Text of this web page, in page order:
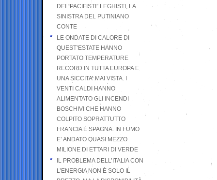
DEI “PACIFISTI” LEGHISTI, LA
SINISTRA DEL PUTINIANO
CONTE
LE ONDATE DI CALORE DI
QUEST’ESTATE HANNO
PORTATO TEMPERATURE
RECORD IN TUTTA EUROPA E
UNA SICCITA’ MAI VISTA. I
VENTI CALDI HANNO
ALIMENTATO GLI INCENDI
BOSCHIVI CHE HANNO
COLPITO SOPRATTUTTO
FRANCIA E SPAGNA: IN FUMO
E’ ANDATO QUASI MEZZO
MILIONE DI ETTARI DI VERDE
IL PROBLEMA DELL’ITALIA CON
L’ENERGIA NON È SOLO IL